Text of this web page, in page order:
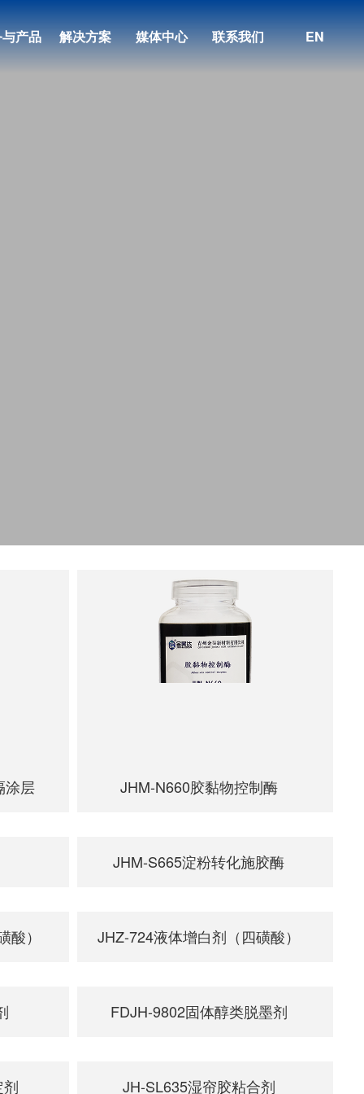
产品 解决方案 媒体中心 联系我们 EN
涂层 JHM-N660胶黏物控制酶
JHM-S665淀粉转化施胶酶
） JHZ-724液体增白剂（四磺酸）
FDJH-9802固体醇类脱墨剂
JH-SL635湿帘胶粘合剂